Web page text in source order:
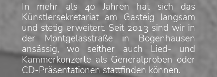
In mehr als 40 Jahren hat sich das
Künstlersekretariat am Gasteig langsam
und stetig erweitert. Seit 2013 sind wir in
der Montgelasstraße in Bogenhausen
ansässig, wo seither auch Lied- und
Kammerkonzerte als Generalproben oder
CD-Präsentationen stattfinden können.